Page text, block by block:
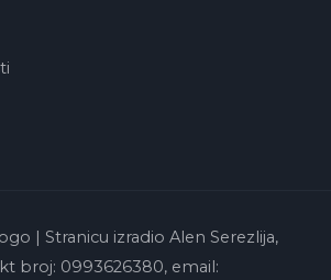
| Stranicu izradio Alen Serezlija,
broj: 0993626380, email: